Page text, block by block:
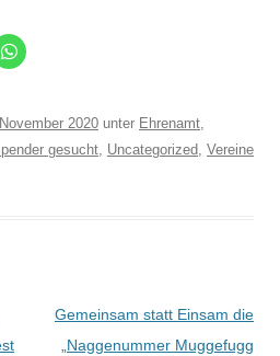
2020 unter Ehrenamt,
gesucht, Uncategorized, Vereine
Gemeinsam statt Einsam die
„Naggenummer Muggefugg